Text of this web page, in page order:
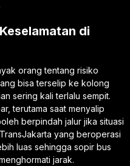
di
orang tentang risiko
bisa terselip ke kolong
sering kali terlalu sempit.
terutama saat menyalip
berpindah jalur jika situasi
yang beroperasi
luas sehingga sopir bus
jarak.